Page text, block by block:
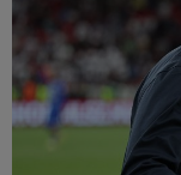
Jegyek
FM YouTube +